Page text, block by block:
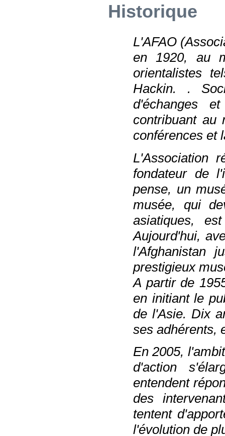
Historique
L'AFAO
en 1920, au
orientalistes
Hackin. .
d'échanges
contribuant au
conférences et
L'Association
fondateur de
pense, un
musée, qui
asiatiques,
Aujourd'hui,
l'Afghanistan
prestigieux
A partir de
en initiant le
de l'Asie. Dix
ses adhérents,
En 2005,
d'action
entendent
des
tentent
l'évolution de